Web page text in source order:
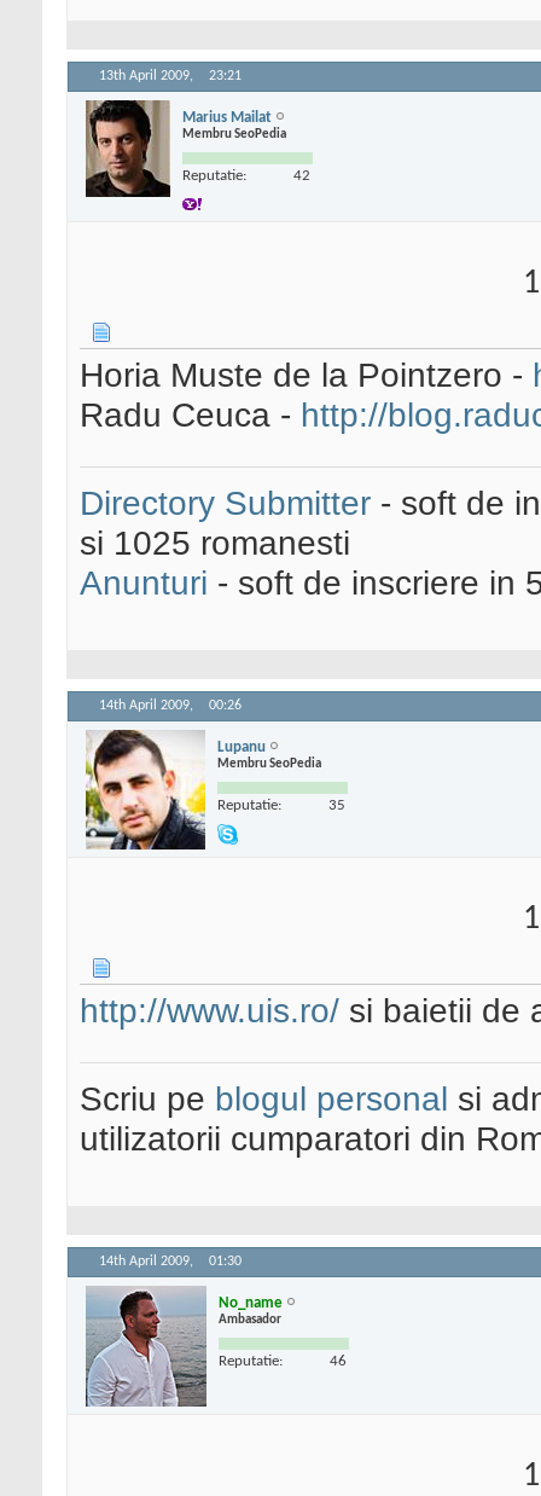
13th April 2009, 23:21
Marius Mailat
Membru SeoPedia
Reputatie: 42
Horia Muste de la Pointzero -
Radu Ceuca - http://
Directory Submitter - soft de
si 1025 romanesti
Anunturi - soft de inscriere in
14th April 2009, 00:26
Lupanu
Membru SeoPedia
Reputatie: 35
http://www.uis.ro/ si baietii de
Scriu pe blogul personal si
utilizatorii cumparatori din
14th April 2009, 01:30
No_name
Ambasador
Reputatie: 46